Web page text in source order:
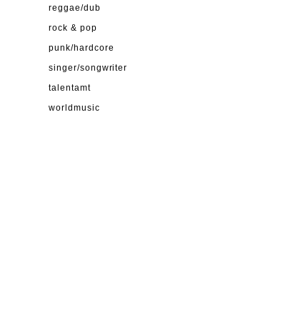
reggae/dub
rock & pop
punk/hardcore
singer/songwriter
talentamt
worldmusic